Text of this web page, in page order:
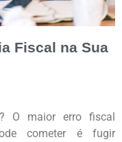
Fiscal na Sua
O maior erro fiscal
cometer é fugir